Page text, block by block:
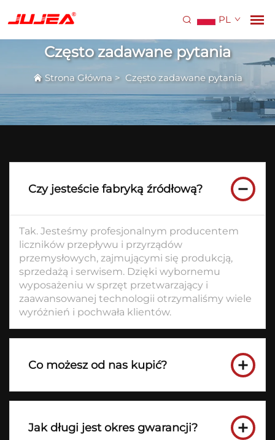
PL
Często zadawane pytania
Strona Główna> Często zadawane pytania
Czy jesteście fabryką źródłową?
Tak. Jesteśmy profesjonalnym producentem
liczników przepływu i przyrządów
przemysłowych, zajmującymi się produkcją,
sprzedażą i serwisem. Dzięki wybornemu
wyposażeniu w sprzęt przetwarzający i
zaawansowanej technologii otrzymaliśmy wiele
wyróżnień i pochwała klientów.
Co możesz od nas kupić?
Jak długi jest okres gwarancji?